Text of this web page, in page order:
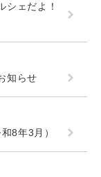
ェだよ！
知らせ
8年3月）